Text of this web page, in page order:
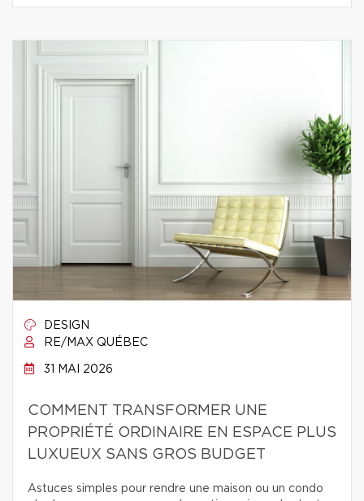
DESIGN
RE/MAX QUÉBEC
31 MAI 2026
COMMENT TRANSFORMER UNE
PROPRIÉTÉ ORDINAIRE EN ESPACE PLUS
LUXUEUX SANS GROS BUDGET
Astuces simples pour rendre une maison ou un condo